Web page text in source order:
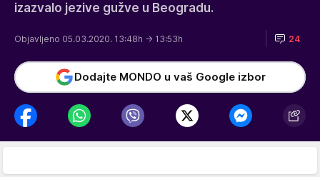
izazvalo jezive gužve u Beogradu.
Objavljeno 05.03.2020. 13:48h → 13:53h 24
Dodajte MONDO u vaš Google izbor